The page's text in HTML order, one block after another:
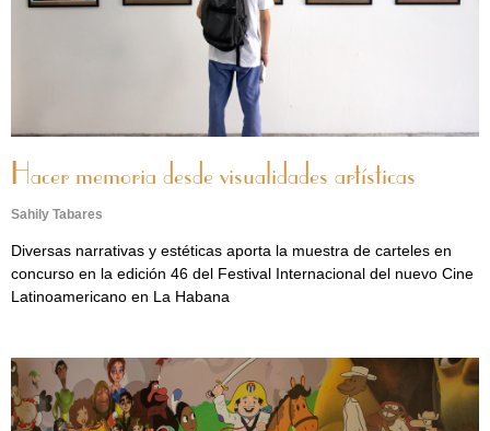
Hacer memoria desde visualidades artísticas
Sahily Tabares
Diversas narrativas y estéticas aporta la muestra de carteles en
concurso en la edición 46 del Festival Internacional del nuevo Cine
Latinoamericano en La Habana